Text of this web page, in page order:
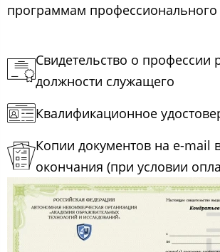
программам профессионального
Свидетельство о профессии
должности служащего
Квалификационное
Копии документов на e-mail
окончания (при условии